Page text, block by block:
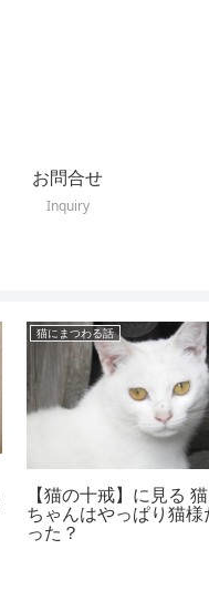
お問合せ
Inquiry
猫にまつわる話
【猫の十戒】に見る 猫
ちゃんはやっぱり猫様
った？